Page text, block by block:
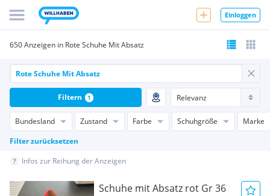
Einloggen
650 Anzeigen in Rote Schuhe Mit Absatz
Bundesland Zustand Farbe Schuhgröße
Marke
Filter zurücksetzen
Filtern 1
Infos zur Reihung der Anzeigen
Schuhe mit Absatz rot Gr 36